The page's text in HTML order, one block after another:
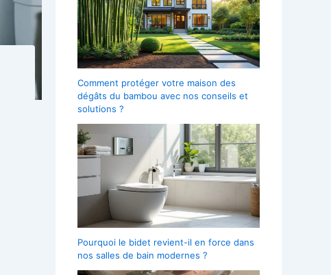
Comment protéger votre maison des
dégâts du bambou avec nos conseils et
solutions ?
Pourquoi le bidet revient-il en force dans
nos salles de bain modernes ?